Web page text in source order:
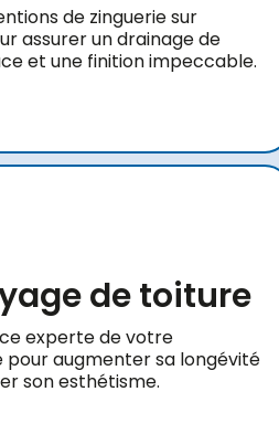
de zinguerie sur
assurer un drainage de
et une finition impeccable.
de toiture
experte de votre
pour augmenter sa longévité
son esthétisme.